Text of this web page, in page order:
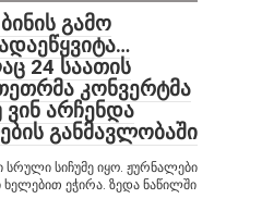
გამო
24 საათის
კონვერტმა
არჩენდა
განმავლობაში
სიჩუმე იყო. ჟურნალები
ხელებით ეჭირა. ზედა ნაწილში